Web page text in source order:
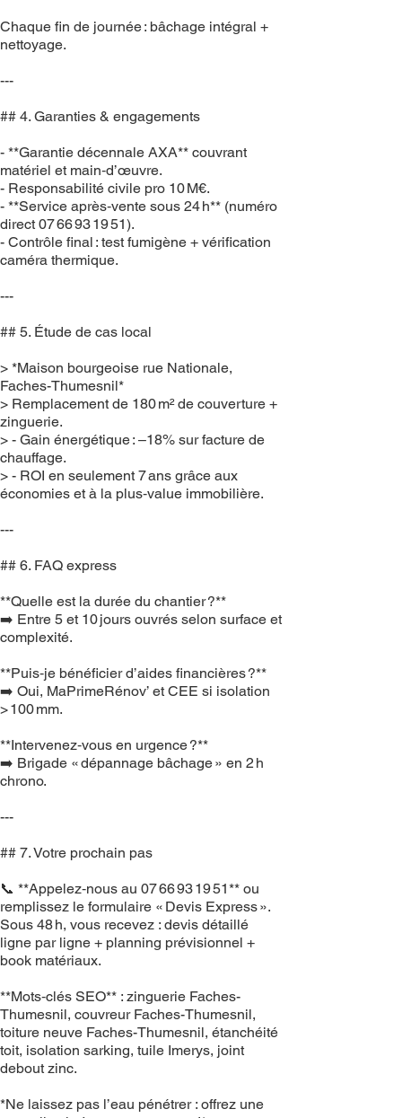
Chaque fin de journée : bâchage intégral +
nettoyage.
---
## 4. Garanties & engagements
- **Garantie décennale AXA** couvrant
matériel et main‑d’œuvre.
- Responsabilité civile pro 10 M€.
- **Service après‑vente sous 24 h** (numéro
direct 07 66 93 19 51).
- Contrôle final : test fumigène + vérification
caméra thermique.
---
## 5. Étude de cas local
> *Maison bourgeoise rue Nationale,
Faches-Thumesnil*
> Remplacement de 180 m² de couverture +
zinguerie.
> - Gain énergétique : –18% sur facture de
chauffage.
> - ROI en seulement 7 ans grâce aux
économies et à la plus‑value immobilière.
---
## 6. FAQ express
**Quelle est la durée du chantier ?**
➡️ Entre 5 et 10 jours ouvrés selon surface et
complexité.
**Puis‑je bénéficier d’aides financières ?**
➡️ Oui, MaPrimeRénov’ et CEE si isolation
> 100 mm.
**Intervenez‑vous en urgence ?**
➡️ Brigade « dépannage bâchage » en 2 h
chrono.
---
## 7. Votre prochain pas
📞 **Appelez‑nous au 07 66 93 19 51** ou
remplissez le formulaire « Devis Express ».
Sous 48 h, vous recevez : devis détaillé
ligne par ligne + planning prévisionnel +
book matériaux.
**Mots‑clés SEO** : zinguerie Faches-
Thumesnil, couvreur Faches-Thumesnil,
toiture neuve Faches-Thumesnil, étanchéité
toit, isolation sarking, tuile Imerys, joint
debout zinc.
*Ne laissez pas l’eau pénétrer : offrez une